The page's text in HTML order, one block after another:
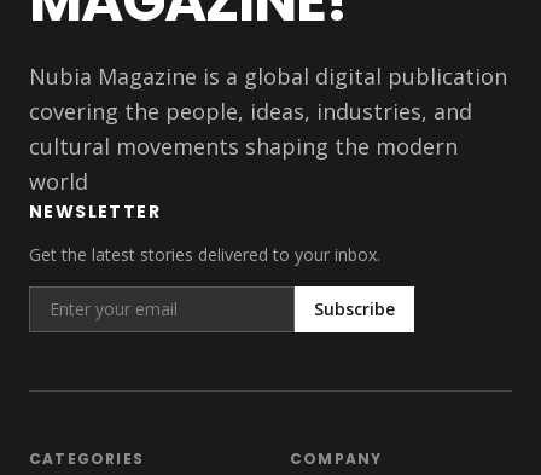
Nubia Magazine is a global digital publication
covering the people, ideas, industries, and
cultural movements shaping the modern
world
NEWSLETTER
Get the latest stories delivered to your inbox.
Subscribe
CATEGORIES COMPANY